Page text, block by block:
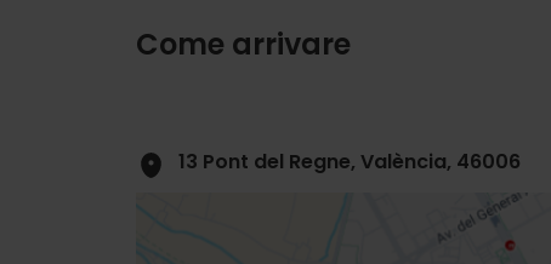
Come arrivare
13 Pont del Regne, València, 46006